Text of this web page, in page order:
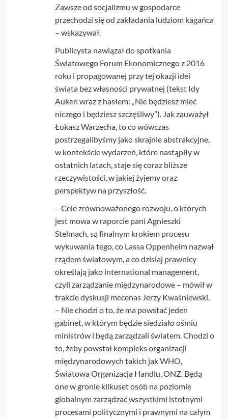
Zawsze od socjalizmu w gospodarce
przechodzi się od zakładania ludziom kagańca
– wskazywał.
Publicysta nawiązał do spotkania
Światowego Forum Ekonomicznego z 2016
roku i propagowanej przy tej okazji idei
świata bez własności prywatnej (tekst Idy
Auken wraz z hasłem: „Nie będziesz mieć
niczego i będziesz szczęśliwy”). Jak zauważył
Łukasz Warzecha, to co wówczas
postrzegalibyśmy jako skrajnie abstrakcyjne,
w kontekście wydarzeń, które nastąpiły w
ostatnich latach, staje się coraz bliższe
rzeczywistości, w jakiej żyjemy oraz
perspektyw na przyszłość.
– Cele zrównoważonego rozwoju, o których
jest mowa w raporcie pani Agnieszki
Stelmach, są finalnym krokiem procesu
wykuwania tego, co Lassa Oppenheim nazwał
rządem światowym, a co dzisiaj prawnicy
określają jako international management,
czyli zarządzanie międzynarodowe – mówił w
trakcie dyskusji mecenas Jerzy Kwaśniewski.
– Nie chodzi o to, że ma powstać jeden
gabinet, w którym będzie siedziało ośmiu
ministrów i będą zarządzali światem. Chodzi o
to, żeby powstał kompleks organizacji
międzynarodowych takich jak WHO,
Światowa Organizacja Handlu, ONZ. Będą
one w gronie kilkuset osób na poziomie
globalnym zarządzać wszystkimi istotnymi
procesami politycznymi i prawnymi na całym